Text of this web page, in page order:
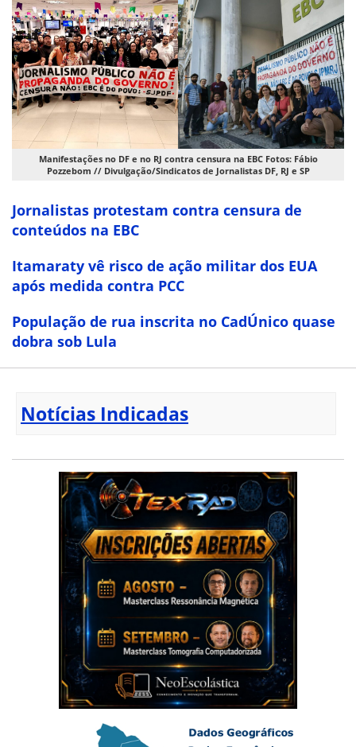
Manifestações no DF e no RJ contra censura na EBC Fotos: Fábio
Pozzebom // Divulgação/Sindicatos de Jornalistas DF, RJ e SP
Jornalistas protestam contra censura de
conteúdos na EBC
Itamaraty vê risco de ação militar dos EUA
após medida contra PCC
População de rua inscrita no CadÚnico quase
dobra sob Lula
Notícias Indicadas